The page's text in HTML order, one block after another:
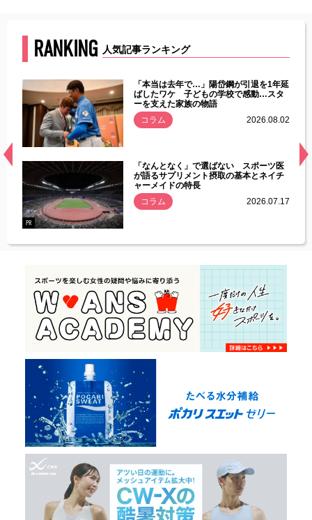
RANKING 人気記事ランキング
常
「本当は去年で…」陽岱鋼が引退を1年延
ばしたワケ 子どもの学校で感動…スタ
ーを支えた家族の物語
コラム
2026.08.02
PR
「なんとなく」で選ばない スポーツ医
が語るサプリメント摂取の基本とネイチ
ャーメイドの特長
コラム
2026.07.17